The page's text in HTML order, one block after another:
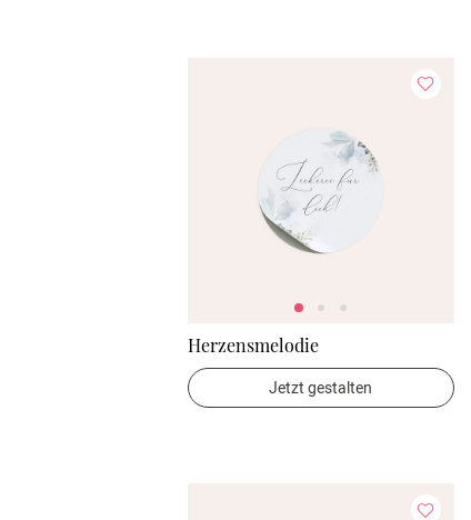
Herzensmelodie
Jetzt gestalten